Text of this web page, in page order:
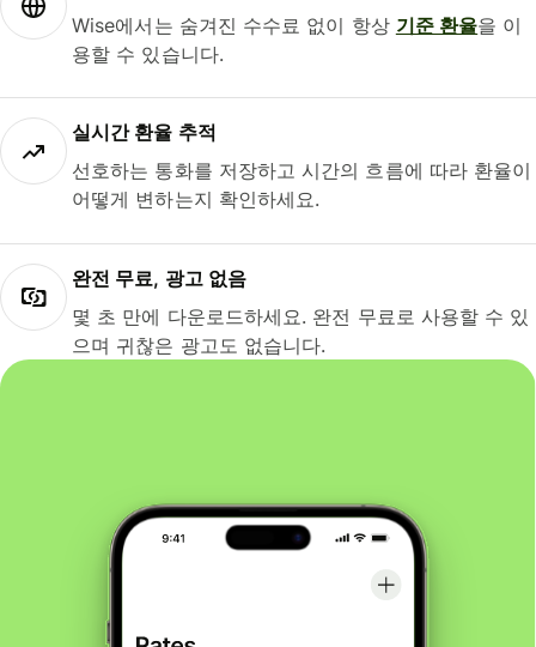
Wise에서는 숨겨진 수수료 없이 항상 기준 환율을 이
용할 수 있습니다.
실시간 환율 추적
선호하는 통화를 저장하고 시간의 흐름에 따라 환율이
어떻게 변하는지 확인하세요.
완전 무료, 광고 없음
몇 초 만에 다운로드하세요. 완전 무료로 사용할 수 있
으며 귀찮은 광고도 없습니다.